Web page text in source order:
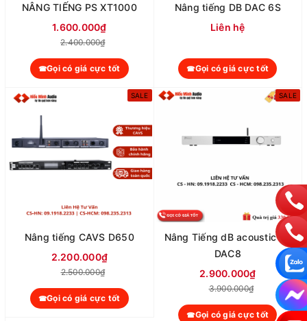
NÂNG TIẾNG PS XT1000
1.600.000₫
2.400.000₫
Gọi có giá cực tốt
Nâng tiếng DB DAC 6S
Liên hệ
Gọi có giá cực tốt
SALE
Nâng tiếng CAVS D650
2.200.000₫
2.500.000₫
Gọi có giá cực tốt
SALE
Nâng Tiếng dB acoustic LX
DAC8
2.900.000₫
3.900.000₫
Gọi có giá cực tốt